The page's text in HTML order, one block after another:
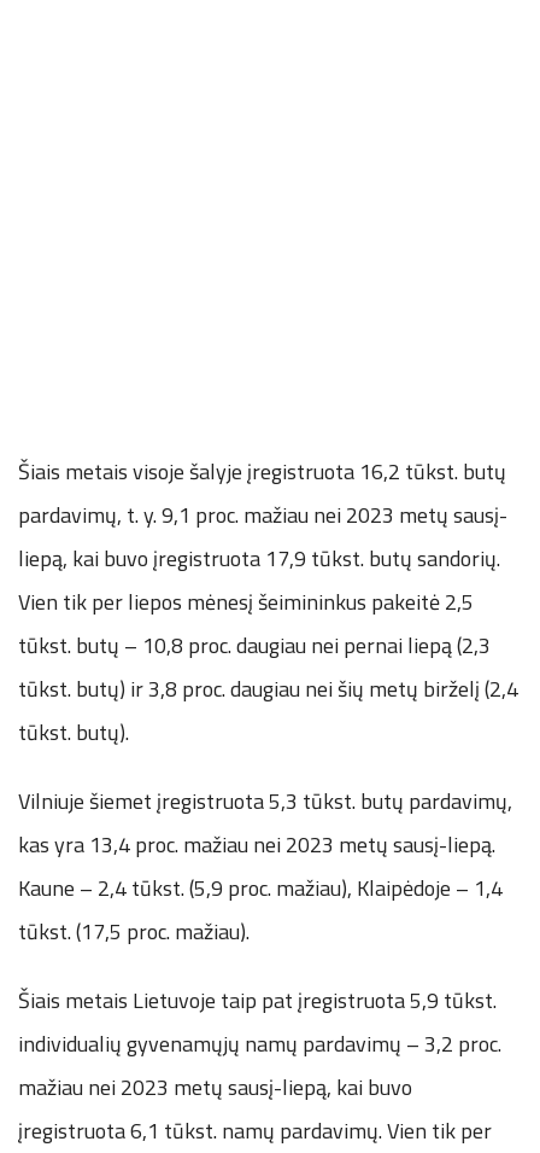
Šiais metais visoje šalyje įregistruota 16,2 tūkst. butų
pardavimų, t. y. 9,1 proc. mažiau nei 2023 metų sausį-
liepą, kai buvo įregistruota 17,9 tūkst. butų sandorių.
Vien tik per liepos mėnesį šeimininkus pakeitė 2,5
tūkst. butų – 10,8 proc. daugiau nei pernai liepą (2,3
tūkst. butų) ir 3,8 proc. daugiau nei šių metų birželį (2,4
tūkst. butų).
Vilniuje šiemet įregistruota 5,3 tūkst. butų pardavimų,
kas yra 13,4 proc. mažiau nei 2023 metų sausį-liepą.
Kaune – 2,4 tūkst. (5,9 proc. mažiau), Klaipėdoje – 1,4
tūkst. (17,5 proc. mažiau).
Šiais metais Lietuvoje taip pat įregistruota 5,9 tūkst.
individualių gyvenamųjų namų pardavimų – 3,2 proc.
mažiau nei 2023 metų sausį-liepą, kai buvo
įregistruota 6,1 tūkst. namų pardavimų. Vien tik per